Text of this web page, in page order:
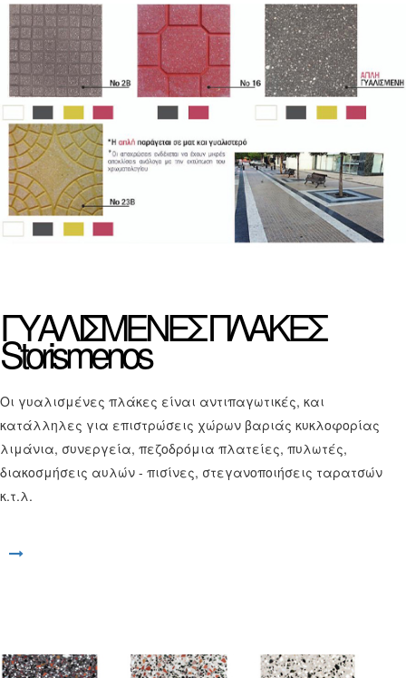
ΓΥΑΛΙΣΜΕΝΕΣΠΛΑΚΕΣ
Storismenos
Οι γυαλισμένες πλάκες είναι αντιπαγωτικές, και
κατάλληλες για επιστρώσεις χώρων βαριάς κυκλοφορίας
λιμάνια, συνεργεία, πεζοδρόμια πλατείες, πυλωτές,
διακοσμήσεις αυλών - πισίνες, στεγανοποιήσεις ταρατσών
κ.τ.λ.
Άνοιγμα συνδέσμου